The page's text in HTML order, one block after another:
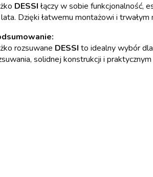
DESSIłączy w sobie funkcjonalność,
Dzięki łatwemu montażowi i
rozsuwane DESSI to idealny wybór
solidnej konstrukcji i